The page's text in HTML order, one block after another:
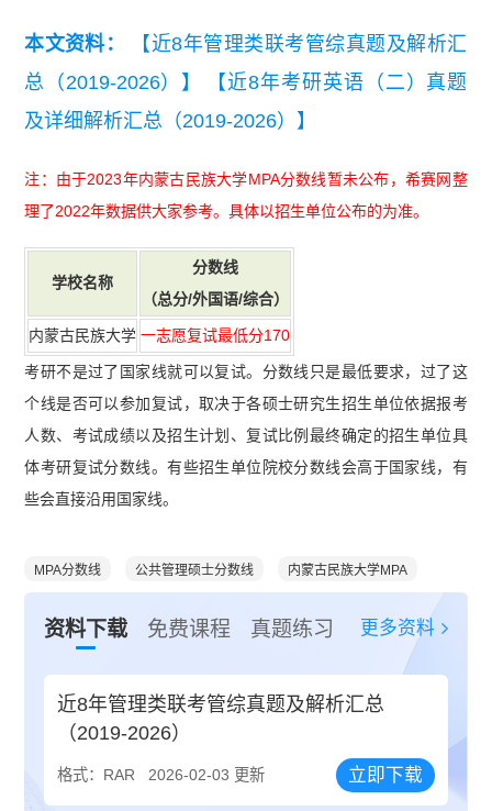
本文资料：
【近8年管理类联考管综真题及解析汇
总（2019-2026）】
【近8年考研英语（二）真题
及详细解析汇总（2019-2026）】
注：由于2023年内蒙古民族大学MPA分数线暂未公布，希赛网整
理了2022年数据供大家参考。具体以招生单位公布的为准。
学校名称
分数线
（总分/外国语/综合）
内蒙古民族大学 一志愿复试最低分170
考研不是过了国家线就可以复试。分数线只是最低要求，过了这
个线是否可以参加复试，取决于各硕士研究生招生单位依据报考
人数、考试成绩以及招生计划、复试比例最终确定的招生单位具
体考研复试分数线。有些招生单位院校分数线会高于国家线，有
些会直接沿用国家线。
MPA分数线 公共管理硕士分数线 内蒙古民族大学MPA
资料下载 免费课程 真题练习 更多资料
近8年管理类联考管综真题及解析汇总
（2019-2026）
格式：RAR 2026-02-03 更新 立即下载